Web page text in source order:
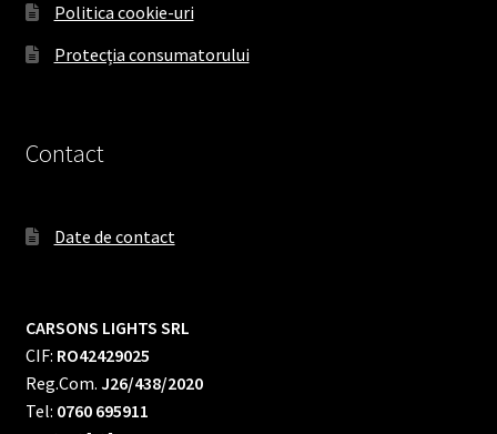
Politica cookie-uri
Protecția consumatorului
Contact
Date de contact
CARSONS LIGHTS SRL
CIF: RO42429025
Reg.Com. J26/438/2020
Tel: 0760 695911